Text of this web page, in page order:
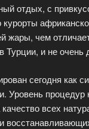
отдых, с
жары, чем
Турции, и не очень
сегодня как
Уровень процедур
всех